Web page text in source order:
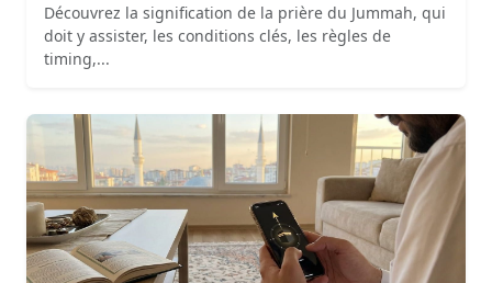
Découvrez la signification de la prière du Jummah, qui
doit y assister, les conditions clés, les règles de
timing,...